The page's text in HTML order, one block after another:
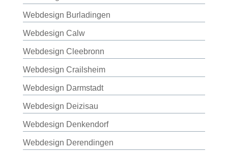
Webdesign Burladingen
Webdesign Calw
Webdesign Cleebronn
Webdesign Crailsheim
Webdesign Darmstadt
Webdesign Deizisau
Webdesign Denkendorf
Webdesign Derendingen